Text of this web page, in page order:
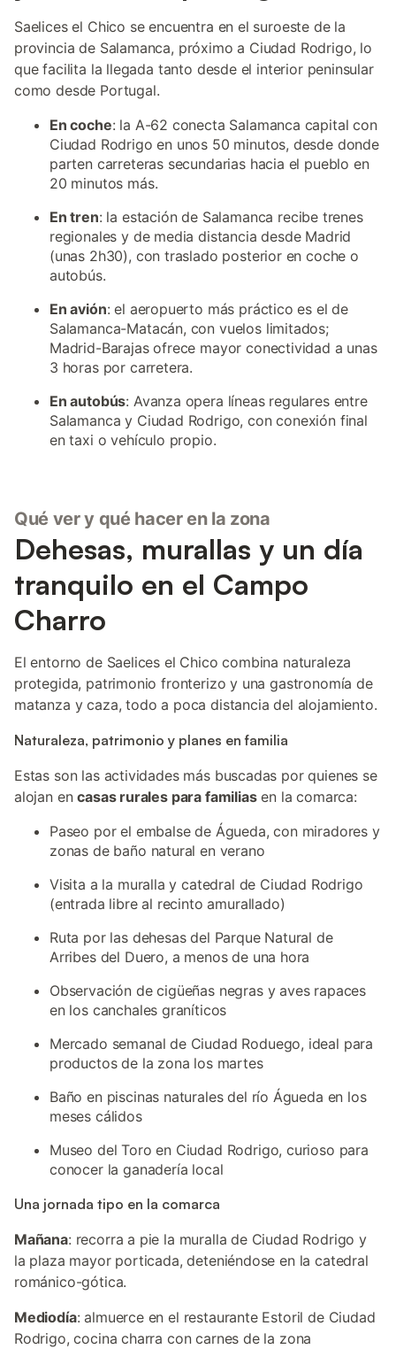
Saelices el Chico se encuentra en el suroeste de la
provincia de Salamanca, próximo a Ciudad Rodrigo, lo
que facilita la llegada tanto desde el interior peninsular
como desde Portugal.
En coche: la A-62 conecta Salamanca capital con
Ciudad Rodrigo en unos 50 minutos, desde donde
parten carreteras secundarias hacia el pueblo en
20 minutos más.
En tren: la estación de Salamanca recibe trenes
regionales y de media distancia desde Madrid
(unas 2h30), con traslado posterior en coche o
autobús.
En avión: el aeropuerto más práctico es el de
Salamanca-Matacán, con vuelos limitados;
Madrid-Barajas ofrece mayor conectividad a unas
3 horas por carretera.
En autobús: Avanza opera líneas regulares entre
Salamanca y Ciudad Rodrigo, con conexión final
en taxi o vehículo propio.
Qué ver y qué hacer en la zona
Dehesas, murallas y un día
tranquilo en el Campo
Charro
El entorno de Saelices el Chico combina naturaleza
protegida, patrimonio fronterizo y una gastronomía de
matanza y caza, todo a poca distancia del alojamiento.
Naturaleza, patrimonio y planes en familia
Estas son las actividades más buscadas por quienes se
alojan encasas rurales para familiasen la comarca:
Paseo por el embalse de Águeda, con miradores y
zonas de baño natural en verano
Visita a la muralla y catedral de Ciudad Rodrigo
(entrada libre al recinto amurallado)
Ruta por las dehesas del Parque Natural de
Arribes del Duero, a menos de una hora
Observación de cigüeñas negras y aves rapaces
en los canchales graníticos
Mercado semanal de Ciudad Roduego, ideal para
productos de la zona los martes
Baño en piscinas naturales del río Águeda en los
meses cálidos
Museo del Toro en Ciudad Rodrigo, curioso para
conocer la ganadería local
Una jornada tipo en la comarca
Mañana: recorra a pie la muralla de Ciudad Rodrigo y
la plaza mayor porticada, deteniéndose en la catedral
románico-gótica.
Mediodía: almuerce en el restaurante Estoril de Ciudad
Rodrigo, cocina charra con carnes de la zona